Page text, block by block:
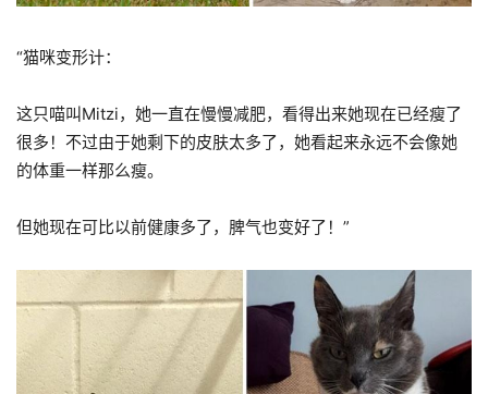
“猫咪变形计：
这只喵叫Mitzi，她一直在慢慢减肥，看得出来她现在已经瘦了
很多！不过由于她剩下的皮肤太多了，她看起来永远不会像她
的体重一样那么瘦。
但她现在可比以前健康多了，脾气也变好了！”